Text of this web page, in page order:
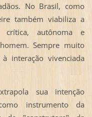
No Brasil, como
também viabiliza a
autônoma e
Sempre muito
interação vivenciada
sua intenção
instrumento da